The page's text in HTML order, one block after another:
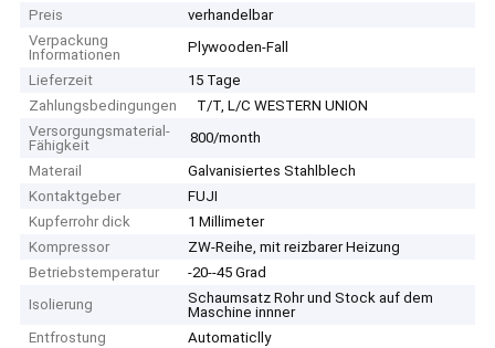
Preis
verhandelbar
Verpackung
Informationen
Plywooden-Fall
Lieferzeit
15 Tage
Zahlungsbedingungen
T/T, L/C WESTERN UNION
Versorgungsmaterial-
Fähigkeit
800/month
Materail
Galvanisiertes Stahlblech
Kontaktgeber
FUJI
Kupferrohr dick
1 Millimeter
Kompressor
ZW-Reihe, mit reizbarer Heizung
Betriebstemperatur
-20--45 Grad
Isolierung
Schaumsatz Rohr und Stock auf dem
Maschine innner
Entfrostung
Automaticlly